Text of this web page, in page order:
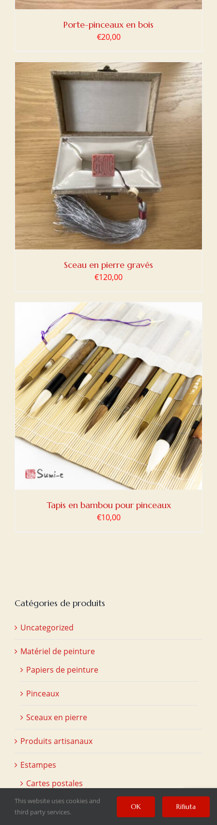
Porte-pinceaux en bois
€20,00
Sceau en pierre gravés
€120,00
Tapis en bambou pour pinceaux
€10,00
Catégories de produits
Uncategorized
Matériel de peinture
Papiers de peinture
Pinceaux
Sceaux en pierre
Produits artisanaux
Estampes
Cartes postales
Marques-pages
This website uses cookies and
third party services.
OK Rifiuta